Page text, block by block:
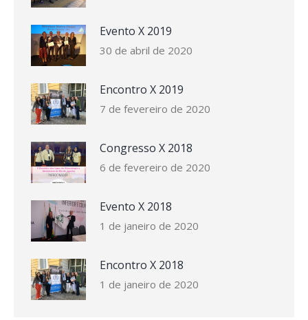
Evento X 2019
30 de abril de 2020
Encontro X 2019
7 de fevereiro de 2020
Congresso X 2018
6 de fevereiro de 2020
Evento X 2018
1 de janeiro de 2020
Encontro X 2018
1 de janeiro de 2020